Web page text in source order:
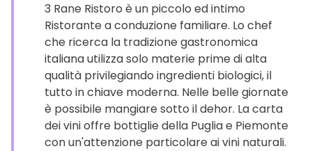
3 Rane Ristoro è un piccolo ed intimo
Ristorante a conduzione familiare. Lo chef
che ricerca la tradizione gastronomica
italiana utilizza solo materie prime di alta
qualità privilegiando ingredienti biologici, il
tutto in chiave moderna. Nelle belle giornate
è possibile mangiare sotto il dehor. La carta
dei vini offre bottiglie della Puglia e Piemonte
con un'attenzione particolare ai vini naturali.